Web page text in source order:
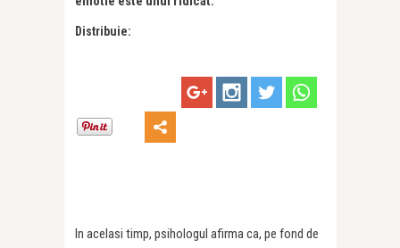
Distribuie:
In acelasi timp, psihologul afirma ca, pe fond de